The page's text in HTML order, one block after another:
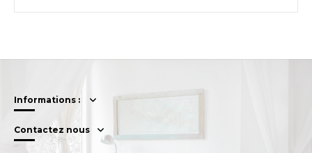
Informations :
Contactez nous